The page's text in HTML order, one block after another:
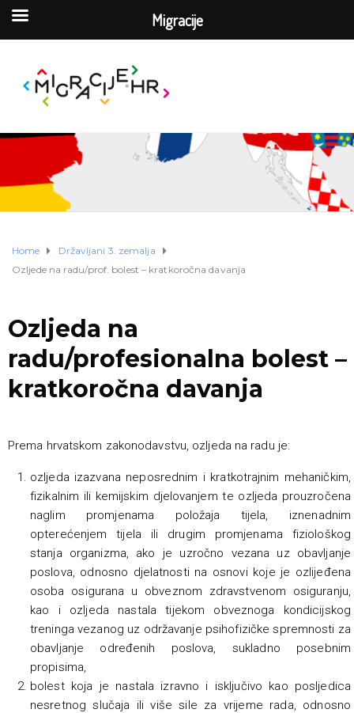
Home
Državljani 3. zemalja
Ozljede na radu/prof. bolest – kratkoročna davanja
Ozljeda na
radu/profesionalna bolest –
kratkoročna davanja
Prema hrvatskom zakonodavstvu, ozljeda na radu je:
ozljeda izazvana neposrednim i kratkotrajnim mehaničkim,
fizikalnim ili kemijskim djelovanjem te ozljeda prouzročena
naglim promjenama položaja tijela, iznenadnim
opterećenjem tijela ili drugim promjenama fiziološkog
stanja organizma, ako je uzročno vezana uz obavljanje
poslova, odnosno djelatnosti na osnovi koje je ozlijeđena
osoba osigurana u obveznom zdravstvenom osiguranju,
kao i ozljeda nastala tijekom obveznoga kondicijskog
treninga vezanog uz održavanje psihofizičke spremnosti za
obavljanje određenih poslova, sukladno posebnim
propisima,
bolest koja je nastala izravno i isključivo kao posljedica
nesretnog slučaja ili više sile za vrijeme rada, odnosno
Migracije